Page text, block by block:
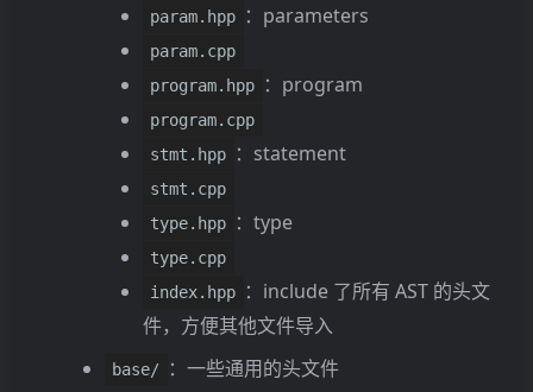
param.hpp ：parameters
param.cpp
program.hpp
：program
program.cpp
stmt.hpp
：statement
stmt.cpp
type.hpp
：type
type.cpp
index.hpp
：include 了所有 AST 的头文
件，方便其他文件导入
base/ ：一些通用的头文件